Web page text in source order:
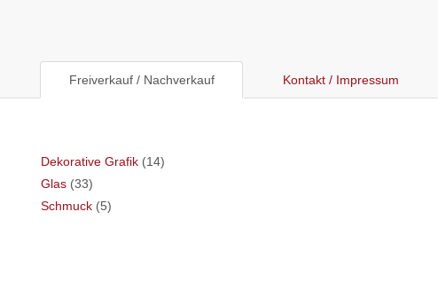
Freiverkauf / Nachverkauf Kontakt / Impressum
Dekorative Grafik (14)
Glas (33)
Schmuck (5)